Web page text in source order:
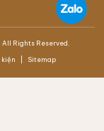
All Rights Reserved.
kiện Sitemap